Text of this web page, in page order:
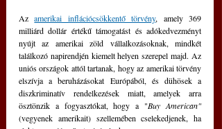
Az amerikai inflációcsökkentő törvény, amely 369
milliárd dollár értékű támogatást és adókedvezményt
nyújt az amerikai zöld vállalkozásoknak, mindkét
találkozó napirendjén kiemelt helyen szerepel majd. Az
uniós országok attól tartanak, hogy az amerikai törvény
elszívja a beruházásokat Európából, és dühösek a
diszkriminatív rendelkezések miatt, amelyek arra
ösztönzik a fogyasztókat, hogy a "
(vegyenek amerikait) szellemében cselekedjenek, ha